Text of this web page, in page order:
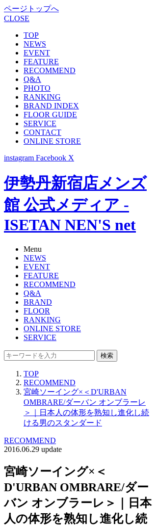
ページトップへ
CLOSE
TOP
NEWS
EVENT
FEATURE
RECOMMEND
Q&A
PHOTO
RANKING
BRAND INDEX
FLOOR GUIDE
SERVICE
CONTACT
ONLINE STORE
instagram Facebook X
伊勢丹新宿店メンズ
館 公式メディア -
ISETAN NEN'S net
Menu
NEWS
EVENT
FEATURE
RECOMMEND
Q&A
BRAND
FLOOR
RANKING
ONLINE STORE
SERVICE
検索
TOP
RECOMMEND
宮崎ソーイング×＜D'URBAN
OMBRARE/ダーバン オンブラーレ
＞｜日本人の体形を熟知し進化し続
ける男のスタンダード
RECOMMEND
2016.06.29 update
宮崎ソーイング×＜
D'URBAN OMBRARE/ダー
バン オンブラーレ＞｜日本
人の体形を熟知し進化し続